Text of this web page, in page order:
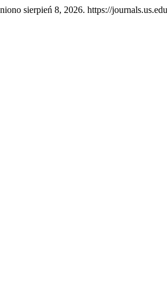
sierpień 8, 2026. https://